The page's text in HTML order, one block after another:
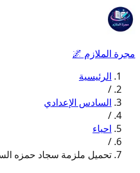
مجرة الملازم 🌌
الرئيسية
/
السادس الإعدادي
/
احياء
/
تحميل ملزمة سجاد حمزه